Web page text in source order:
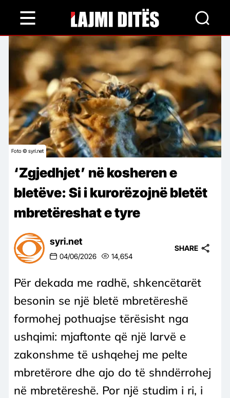
content
Foto © syri.net
‘Zgjedhjet’ në kosheren e
bletëve: Si i kurorëzojnë bletët
mbretëreshat e tyre
syri.net
04/06/2026 14,654
SHARE
Për dekada me radhë, shkencëtarët
besonin se një bletë mbretëreshë
formohej pothuajse tërësisht nga
ushqimi: mjaftonte që një larvë e
zakonshme të ushqehej me pelte
mbretërore dhe ajo do të shndërrohej
në mbretëreshë. Por një studim i ri, i